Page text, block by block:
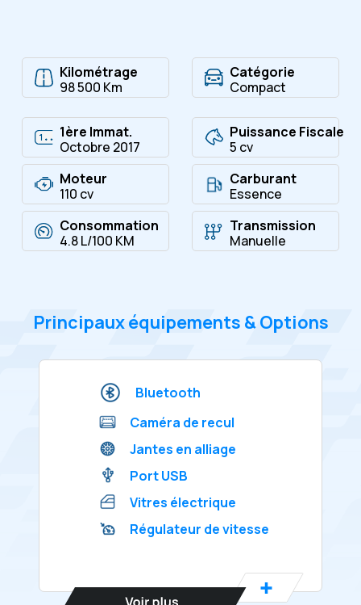
Kilométrage
98 500 Km
Catégorie
Compact
1ère Immat.
Octobre 2017
Puissance Fiscale
5 cv
Moteur
110 cv
Carburant
Essence
Consommation
4.8 L/100 KM
Transmission
Manuelle
Principaux équipements & Options
Bluetooth
Caméra de recul
Jantes en alliage
Port USB
Vitres électrique
Régulateur de vitesse